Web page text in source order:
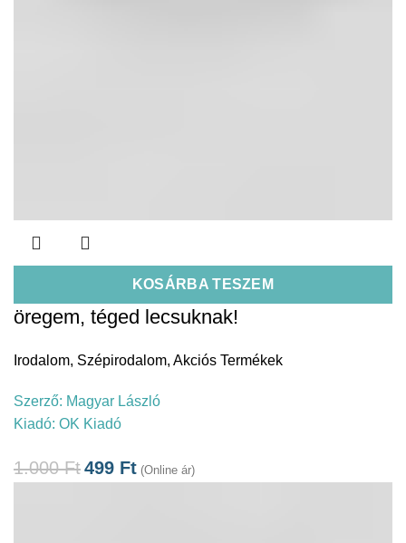
KOSÁRBA TESZEM
öregem, téged lecsuknak!
Irodalom, Szépirodalom, Akciós Termékek
Szerző: Magyar László
Kiadó: OK Kiadó
1.000Ft499 Ft (Online ár)